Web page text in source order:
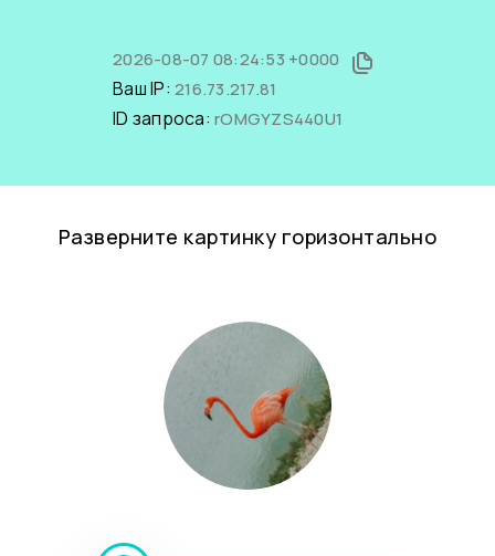
2026-08-07 08:24:53 +0000
Ваш IP: 216.73.217.81
ID запроса: rOMGYZS440U1
Разверните картинку горизонтально